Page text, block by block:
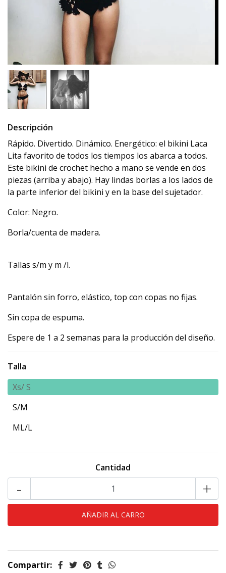
Descripción
Rápido. Divertido. Dinámico. Energético: el bikini Laca
Lita favorito de todos los tiempos los abarca a todos.
Este bikini de crochet hecho a mano se vende en dos
piezas (arriba y abajo). Hay lindas borlas a los lados de
la parte inferior del bikini y en la base del sujetador.
Color: Negro.
Borla/cuenta de madera.
Tallas s/m y m /l.
Pantalón sin forro, elástico, top con copas no fijas.
Sin copa de espuma.
Espere de 1 a 2 semanas para la producción del diseño.
Talla
Xs/ S
S/M
ML/L
Cantidad
- +
Compartir: